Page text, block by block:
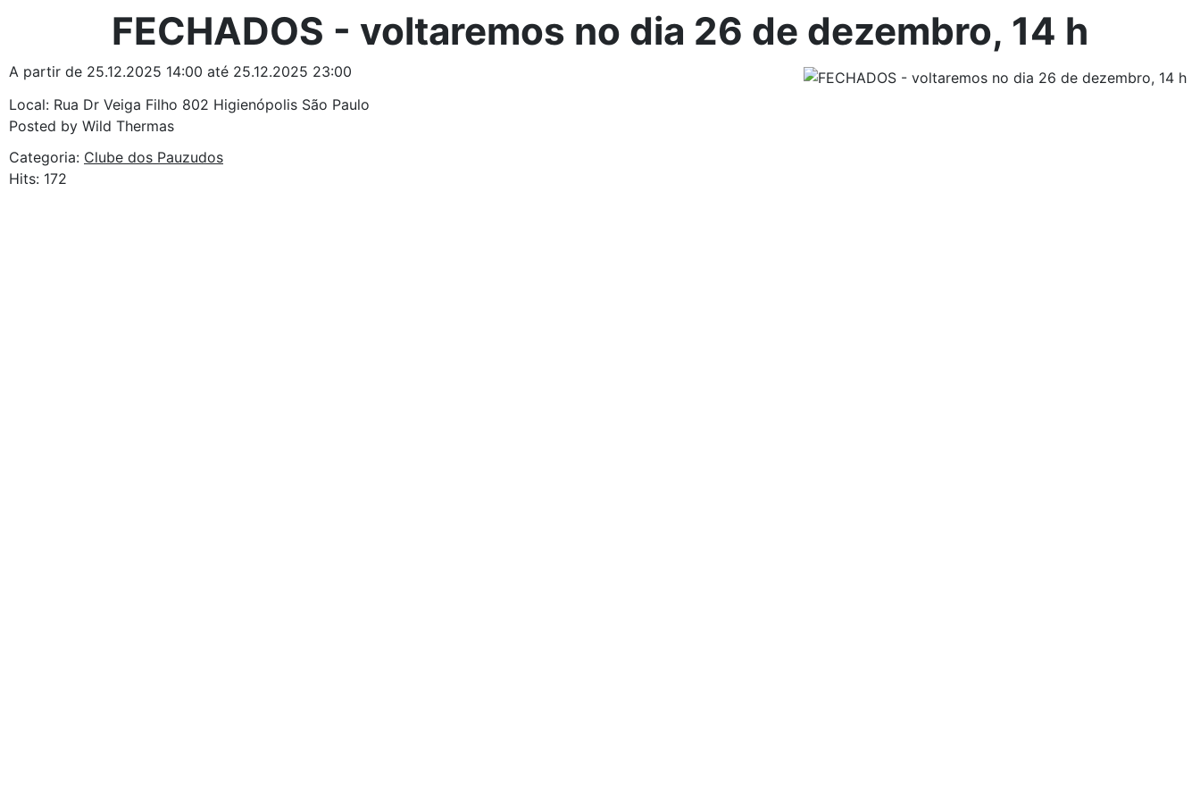
FECHADOS - voltaremos no dia 26 de dezembro, 14 h
A partir de 25.12.2025 14:00 até 25.12.2025 23:00
Local: Rua Dr Veiga Filho 802 Higienópolis São Paulo
Posted by Wild Thermas
Categoria: Clube dos Pauzudos
Hits: 172